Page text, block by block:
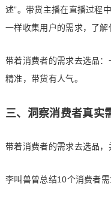
述”。带货主播在直播过程
一样收集用户的需求，了解
带着消费者的需求去选品
精准，带货有人气。
三、洞察消费者真实
带着消费者的需求去选品，
李叫兽曾总结10个消费者需